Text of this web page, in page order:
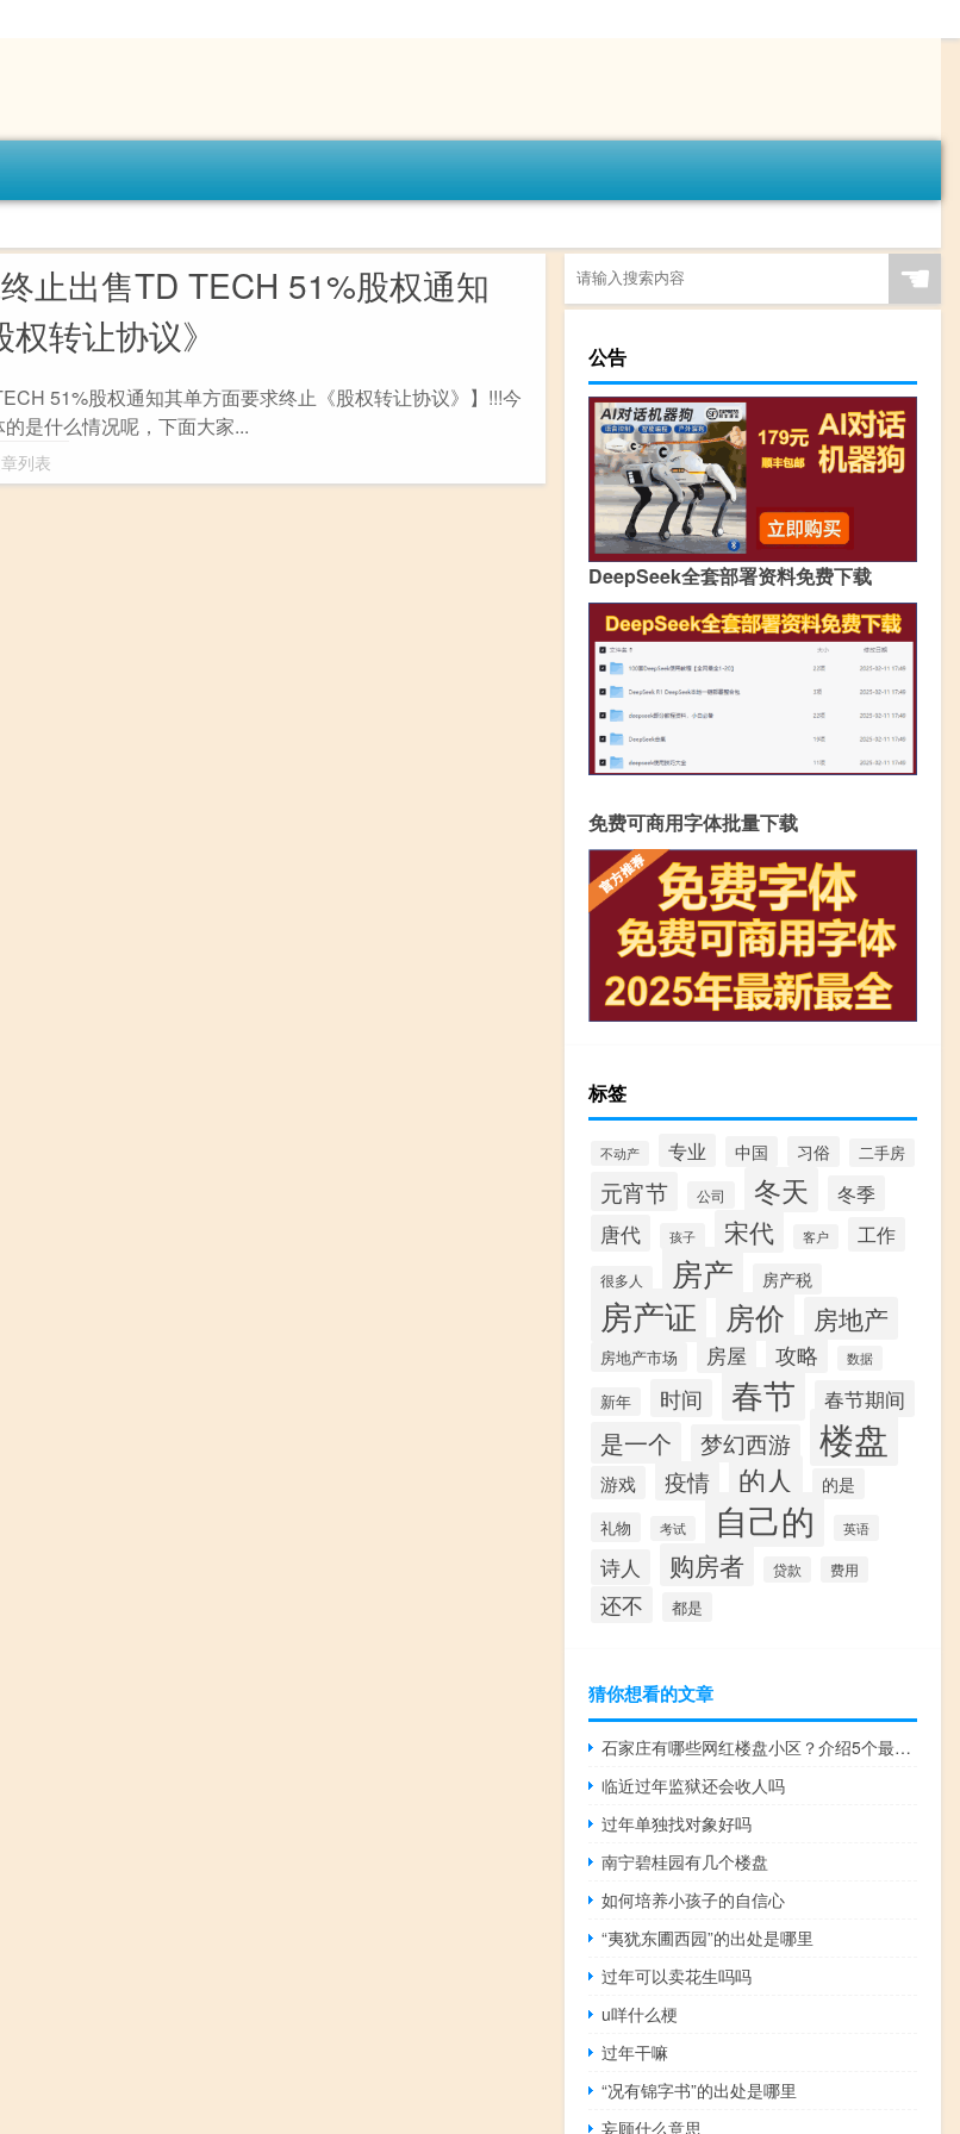
止出售TD TECH 51%股权通知
转让协议》
51%股权通知其单方面要求终止《股权转让协议》】!!!今
是什么情况呢，下面大家...
列表
☚
公告
DeepSeek全套部署资料免费下载
免费可商用字体批量下载
标签
不动产 专业 中国 习俗 二手房
元宵节 公司 冬天 冬季
唐代 孩子 宋代 客户 工作
很多人 房产 房产税
房产证 房价 房地产
房地产市场 房屋 攻略 数据
新年 时间 春节 春节期间
是一个 梦幻西游 楼盘
游戏 疫情 的人 的是
礼物 考试 自己的 英语
诗人 购房者 贷款 费用
还不 都是
猜你想看的文章
石家庄有哪些网红楼盘小区？介绍5个最知名地产项目
临近过年监狱还会收人吗
过年单独找对象好吗
南宁碧桂园有几个楼盘
如何培养小孩子的自信心
“夷犹东圃西园”的出处是哪里
过年可以卖花生吗吗
u咩什么梗
过年干嘛
“况有锦字书”的出处是哪里
妄顾什么意思